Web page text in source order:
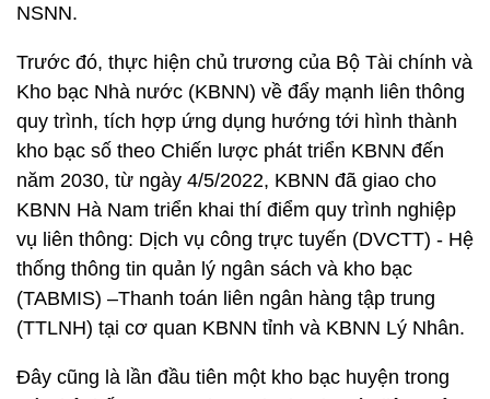
NSNN.
Trước đó, thực hiện chủ trương của Bộ Tài chính và
Kho bạc Nhà nước (KBNN) về đẩy mạnh liên thông
quy trình, tích hợp ứng dụng hướng tới hình thành
kho bạc số theo Chiến lược phát triển KBNN đến
năm 2030, từ ngày 4/5/2022, KBNN đã giao cho
KBNN Hà Nam triển khai thí điểm quy trình nghiệp
vụ liên thông: Dịch vụ công trực tuyến (DVCTT) - Hệ
thống thông tin quản lý ngân sách và kho bạc
(TABMIS) –Thanh toán liên ngân hàng tập trung
(TTLNH) tại cơ quan KBNN tỉnh và KBNN Lý Nhân.
Đây cũng là lần đầu tiên một kho bạc huyện trong